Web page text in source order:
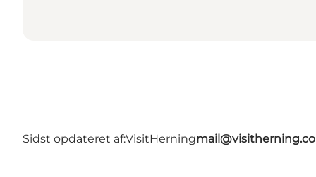
Sidst opdateret af:VisitHerning